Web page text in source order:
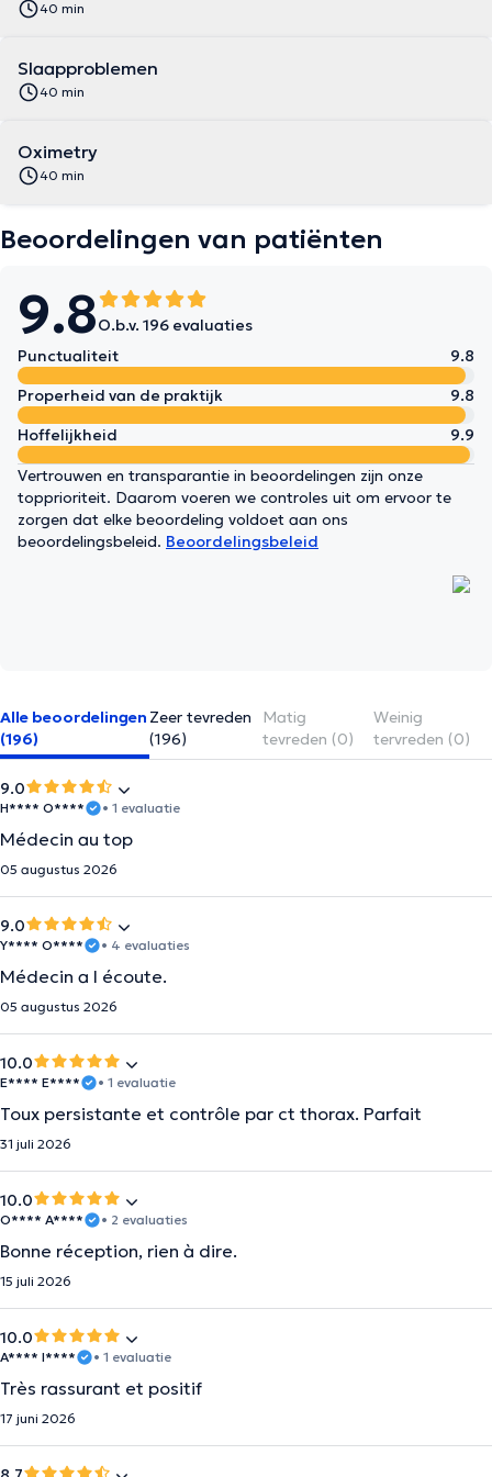
40 min
Slaapproblemen
40 min
Oximetry
40 min
Beoordelingen van patiënten
9.8O.b.v. 196 evaluaties
Punctualiteit
9.8
Properheid van de praktijk
9.8
Hoffelijkheid
9.9
Vertrouwen en transparantie in beoordelingen zijn onze
topprioriteit. Daarom voeren we controles uit om ervoor te
zorgen dat elke beoordeling voldoet aan ons
beoordelingsbeleid. Beoordelingsbeleid
Alle beoordelingen
(196)
Zeer tevreden
(196)
Matig
tevreden (0)
Weinig
tervreden (0)
9.0
H**** O**** • 1 evaluatie
Médecin au top
05 augustus 2026
9.0
Y**** O**** • 4 evaluaties
Médecin a l écoute.
05 augustus 2026
10.0
E**** E**** • 1 evaluatie
Toux persistante et contrôle par ct thorax. Parfait
31 juli 2026
10.0
O**** A**** • 2 evaluaties
Bonne réception, rien à dire.
15 juli 2026
10.0
A**** I**** • 1 evaluatie
Très rassurant et positif
17 juni 2026